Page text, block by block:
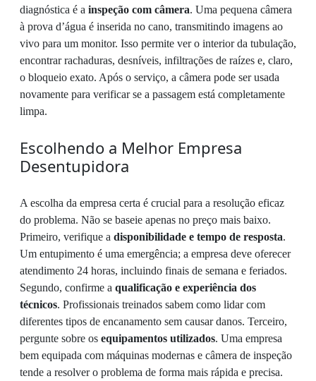
diagnóstica é a inspeção com câmera. Uma pequena câmera
à prova d’água é inserida no cano, transmitindo imagens ao
vivo para um monitor. Isso permite ver o interior da tubulação,
encontrar rachaduras, desníveis, infiltrações de raízes e, claro,
o bloqueio exato. Após o serviço, a câmera pode ser usada
novamente para verificar se a passagem está completamente
limpa.
Escolhendo a Melhor Empresa
Desentupidora
A escolha da empresa certa é crucial para a resolução eficaz
do problema. Não se baseie apenas no preço mais baixo.
Primeiro, verifique a disponibilidade e tempo de resposta.
Um entupimento é uma emergência; a empresa deve oferecer
atendimento 24 horas, incluindo finais de semana e feriados.
Segundo, confirme a qualificação e experiência dos
técnicos. Profissionais treinados sabem como lidar com
diferentes tipos de encanamento sem causar danos. Terceiro,
pergunte sobre os equipamentos utilizados. Uma empresa
bem equipada com máquinas modernas e câmera de inspeção
tende a resolver o problema de forma mais rápida e precisa.